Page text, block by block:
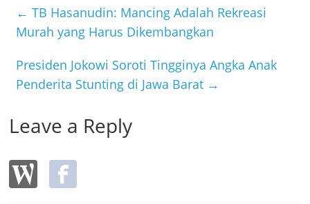
b
o
o
k
← TB Hasanudin: Mancing Adalah Rekreasi
Murah yang Harus Dikembangkan
Presiden Jokowi Soroti Tingginya Angka Anak
Penderita Stunting di Jawa Barat →
Leave a Reply